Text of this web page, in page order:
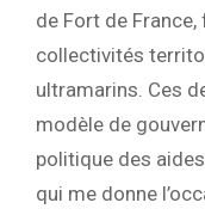
de Fort de
collectivités
ultramarins. Ces
modèle de
politique des
qui me donne